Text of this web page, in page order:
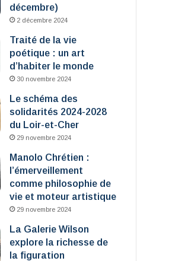
décembre)
2 décembre 2024
Traité de la vie
poétique : un art
d’habiter le monde
30 novembre 2024
Le schéma des
solidarités 2024-2028
du Loir-et-Cher
29 novembre 2024
Manolo Chrétien :
l’émerveillement
comme philosophie de
vie et moteur artistique
29 novembre 2024
La Galerie Wilson
explore la richesse de
la figuration